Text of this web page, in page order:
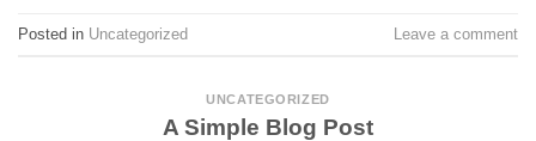
Posted in Uncategorized Leave a comment
UNCATEGORIZED
A Simple Blog Post